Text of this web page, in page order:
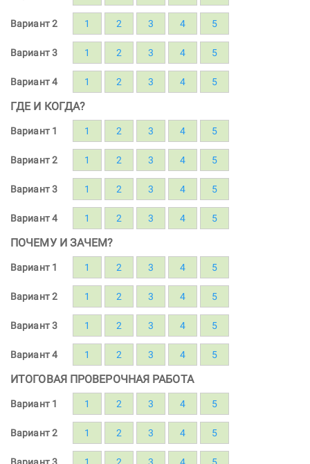
Вариант 2 1 2 3 4 5
Вариант 3 1 2 3 4 5
Вариант 4 1 2 3 4 5
ГДЕ И КОГДА?
Вариант 1 1 2 3 4 5
Вариант 2 1 2 3 4 5
Вариант 3 1 2 3 4 5
Вариант 4 1 2 3 4 5
ПОЧЕМУ И ЗАЧЕМ?
Вариант 1 1 2 3 4 5
Вариант 2 1 2 3 4 5
Вариант 3 1 2 3 4 5
Вариант 4 1 2 3 4 5
ИТОГОВАЯ ПРОВЕРОЧНАЯ РАБОТА
Вариант 1 1 2 3 4 5
Вариант 2 1 2 3 4 5
Вариант 3 1 2 3 4 5